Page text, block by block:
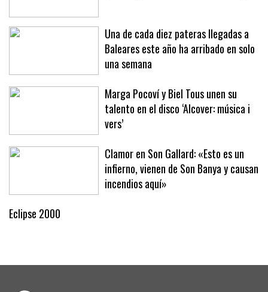
Una de cada diez pateras llegadas a
Baleares este año ha arribado en solo
una semana
Marga Pocoví y Biel Tous unen su
talento en el disco ‘Alcover: música i
vers’
Clamor en Son Gallard: «Esto es un
infierno, vienen de Son Banya y causan
incendios aquí»
Eclipse 2000